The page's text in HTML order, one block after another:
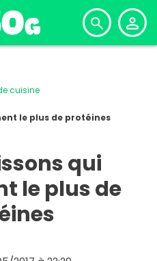
cuisine
le plus de protéines
qui
le plus de